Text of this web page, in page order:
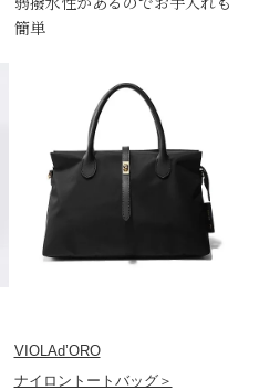
簡単
VIOLAd’ORO
ナイロントートバッグ＞